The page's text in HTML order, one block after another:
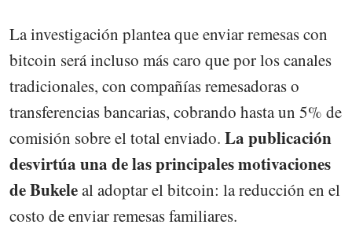
La investigación plantea que enviar remesas con
bitcoin será incluso más caro que por los canales
tradicionales, con compañías remesadoras o
transferencias bancarias, cobrando hasta un 5% de
comisión sobre el total enviado. La publicación
desvirtúa una de las principales motivaciones
de Bukeleal adoptar el bitcoin: la reducción en el
costo de enviar remesas familiares.